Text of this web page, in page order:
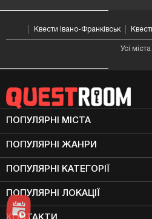
Квести Івано-Франківськ
ПОПУЛЯРНІ МIСТА
ПОПУЛЯРНІ ЖАНРИ
ПОПУЛЯРНІ КАТЕГОРІЇ
ПОПУЛЯРНІ ЛОКАЦІЇ